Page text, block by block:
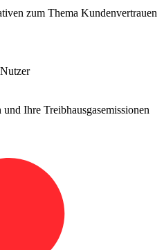
zum Thema Kundenvertrauen
Ihre Treibhausgasemissionen